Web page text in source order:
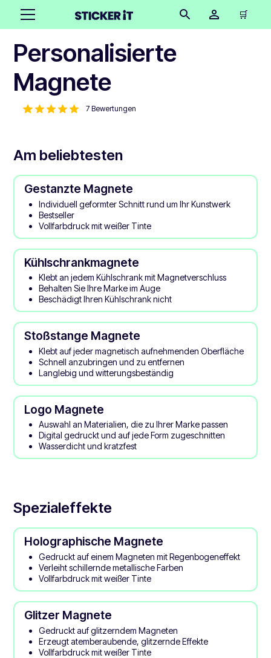
🛒
Personalisierte
Magnete
7 Bewertungen
Am beliebtesten
Gestanzte Magnete
Individuell geformter Schnitt rund um Ihr Kunstwerk
Bestseller
Vollfarbdruck mit weißer Tinte
Kühlschrankmagnete
Klebt an jedem Kühlschrank mit Magnetverschluss
Behalten Sie Ihre Marke im Auge
Beschädigt Ihren Kühlschrank nicht
Stoßstange Magnete
Klebt auf jeder magnetisch aufnehmenden Oberfläche
Schnell anzubringen und zu entfernen
Langlebig und witterungsbeständig
Logo Magnete
Auswahl an Materialien, die zu Ihrer Marke passen
Digital gedruckt und auf jede Form zugeschnitten
Wasserdicht und kratzfest
Spezialeffekte
Holographische Magnete
Gedruckt auf einem Magneten mit Regenbogeneffekt
Verleiht schillernde metallische Farben
Vollfarbdruck mit weißer Tinte
Glitzer Magnete
Gedruckt auf glitzerndem Magneten
Erzeugt atemberaubende, glitzernde Effekte
Vollfarbdruck mit weißer Tinte